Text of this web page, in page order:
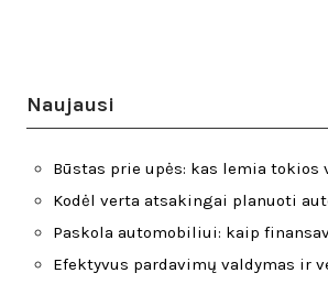
Naujausi
Būstas prie upės: kas lemia
Kodėl verta atsakingai planuoti
Paskola automobiliui: kaip
Efektyvus pardavimų valdymas ir